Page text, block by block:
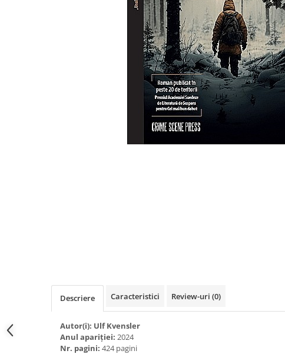
Stiinte/Educatie
Noutăți
Cărți
Descriere Caracteristici Review-uri (0)
Autor(i): Ulf Kvensler
Anul apariției: 2024
Nr. pagini: 424 pagini